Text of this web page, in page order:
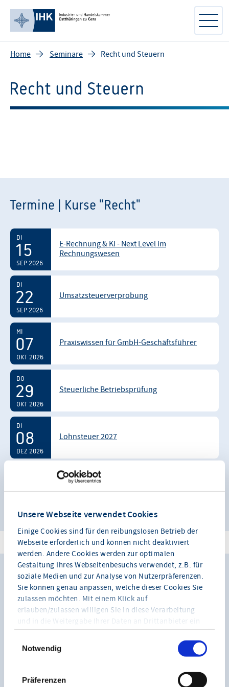
Unsere Webseite verwendet Cookies
Einige Cookies sind für den reibungslosen Betrieb der
Webseite erforderlich und können nicht deaktiviert
werden. Andere Cookies werden zur optimalen
Gestaltung Ihres Webseitenbesuchs verwendet, z.B. für
soziale Medien und zur Analyse von Nutzerpräferenzen.
Sie können genau anpassen, welche dieser Cookies Sie
zulassen möchten. Mit einem Klick auf
erlauben/zulassen willigen Sie in diese Verarbeitung
und in die Weitergabe Ihrer Daten an Drittanbieter ein
(Drittanbieter führen diese Informationen
möglicherweise mit weiteren Daten über Sie
zusammen).
Hinweis zu YouTube-Videos
Notwendig
Präferenzen
Home Seminare Recht und Steuern
Recht und Steuern
Termine | Kurse "Recht"
DI
15
SEP 2026
E-Rechnung & KI - Next Level im
Rechnungswesen
DI
22
SEP 2026
Umsatzsteuerverprobung
MI
07
OKT 2026
Praxiswissen für GmbH-Geschäftsführer
DO
29
OKT 2026
Steuerliche Betriebsprüfung
DI
08
DEZ 2026
Lohnsteuer 2027
Termine | Kurse "Steuern"
DI
15
E-Rechnung & KI - Next Level im
Rechnungswesen
22
SEP 2026